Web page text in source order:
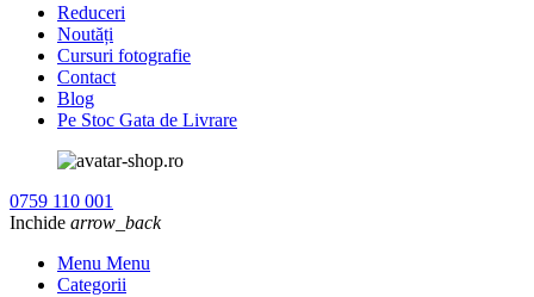
Reduceri
Noutăți
Cursuri fotografie
Contact
Blog
Pe Stoc Gata de Livrare
0759 110 001
Inchide arrow_back
Menu Menu
Categorii